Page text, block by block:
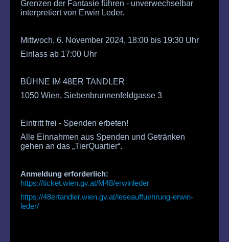
Grenzen der Fantasie führen - unverwechselbar
interpretiert von Erwin Leder.
Mittwoch, 6. November 2024, 18:00 bis 19:30 Uhr
Einlass ab 17:00 Uhr
BÜHNE IM 48ER TANDLER
1050 Wien, Siebenbrunnenfeldgasse 3
Eintritt frei - Spenden erbeten!
Alle Einnahmen aus Spenden und Getränken
gehen an das „TierQuartier“.
Anmeldung erforderlich:
https://ticket.wien.gv.at/M48/erwinleder
https://48ertandler.wien.gv.at/leseauffuehrung-erwin-
leder/